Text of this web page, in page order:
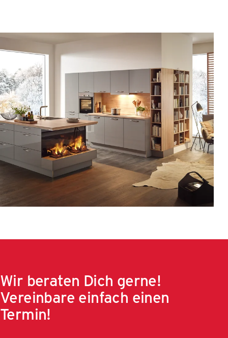
Wir beraten Dich gerne!
Vereinbare einfach einen
Termin!